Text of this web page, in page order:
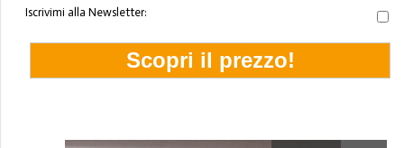
Iscrivimi alla Newsletter: